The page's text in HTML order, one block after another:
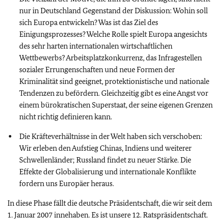
nur in Deutschland Gegenstand der Diskussion: Wohin soll
sich Europa entwickeln? Was ist das Ziel des
Einigungsprozesses? Welche Rolle spielt Europa angesichts
des sehr harten internationalen wirtschaftlichen
Wettbewerbs? Arbeitsplatzkonkurrenz, das Infragestellen
sozialer Errungenschaften und neue Formen der
Kriminalität sind geeignet, protektionistische und nationale
Tendenzen zu befördern. Gleichzeitig gibt es eine Angst vor
einem bürokratischen Superstaat, der seine eigenen Grenzen
nicht richtig definieren kann.
Die Kräfteverhältnisse in der Welt haben sich verschoben:
Wir erleben den Aufstieg Chinas, Indiens und weiterer
Schwellenländer; Russland findet zu neuer Stärke. Die
Effekte der Globalisierung und internationale Konflikte
fordern uns Europäer heraus.
In diese Phase fällt die deutsche Präsidentschaft, die wir seit dem
1. Januar 2007 innehaben. Es ist unsere 12. Ratspräsidentschaft.